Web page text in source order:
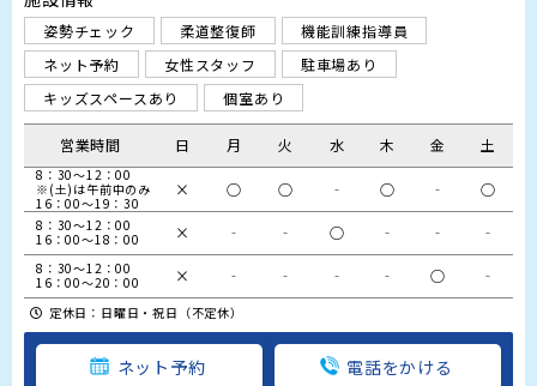
姿勢チェック 柔道整復師
機能訓練指導員
ネット予約
女性スタッフ
駐車場あり
キッズスペースあり
個室あり
営業時間 日 月 火 水 木 金 土
8：30～12：00
※(土)は午前中のみ
16：00～19：30
× ○ ○ ‐ ○ ‐ ○
8：30～12：00
16：00～18：00
× ‐ ‐ ○ ‐ ‐ ‐
8：30～12：00
16：00～20：00
× ‐ ‐ ‐ ‐ ○ ‐
定休日：日曜日・祝日（不定休）
ネット予約 電話をかける